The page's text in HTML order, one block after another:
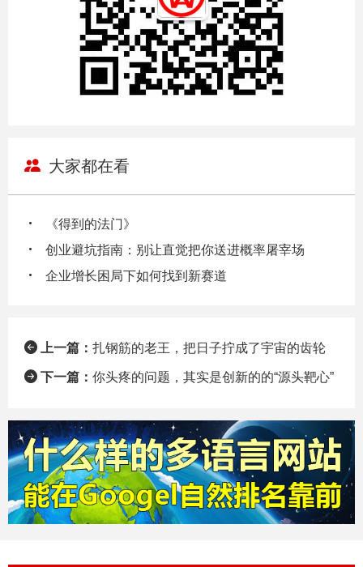
大家都在看
《得到的法门》
创业避坑指南：别让直觉把你送进概率屠宰场
企业增长困局下如何找到新赛道
上一篇： 扎钢筋的老王，把日子拧成了宇宙的齿轮
下一篇： 你头疼的问题，其实是创新的的“源头靶心”